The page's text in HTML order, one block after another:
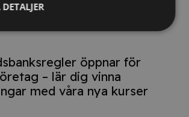
nyheter
öppnar för
– lär dig vinna
med våra nya kurser